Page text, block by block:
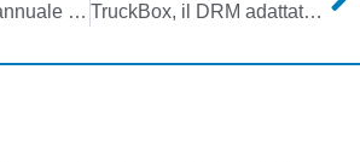
Agcm: relazione annuale dell’attività 2006 – Settore diritti radiotelevisivi, editoria e servizi pubblicitari TruckBox, il DRM adattato alle car radio